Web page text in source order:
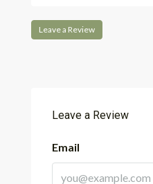
Leave a Review
Leave a Review
Email